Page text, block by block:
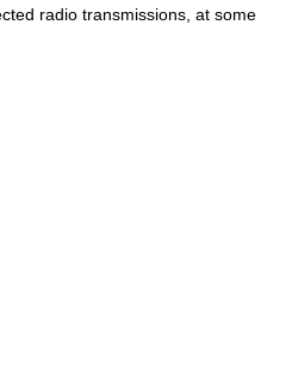
radio transmissions, at some